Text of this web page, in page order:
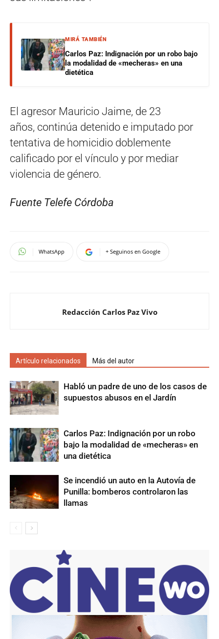
MIRÁ TAMBIÉN
Carlos Paz: Indignación por un robo bajo
la modalidad de «mecheras» en una
dietética
El agresor Mauricio Jaime, de 23
años, continúa detenido e imputado por
tentativa de homicidio doblemente
calificado por el vínculo y por mediar
violencia de género.
Fuente Telefe Córdoba
WhatsApp + Seguinos en Google
Redacción Carlos Paz Vivo
Artículo relacionados Más del autor
Habló un padre de uno de los casos de
supuestos abusos en el Jardín
Carlos Paz: Indignación por un robo
bajo la modalidad de «mecheras» en
una dietética
Se incendió un auto en la Autovía de
Punilla: bomberos controlaron las
llamas